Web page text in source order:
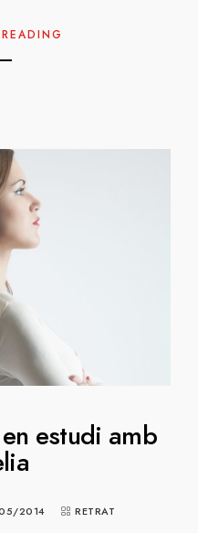
estudi amb
2014 RETRAT